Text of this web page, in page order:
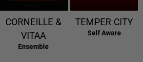
CORNEILLE &
VITAA
Ensemble
TEMPER CITY
Self Aware